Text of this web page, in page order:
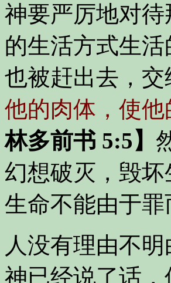
神要严厉地对
的生活方式生
也被赶出去，交
他的肉体，使
林多前书 5:5】
幻想破灭，毁
生命不能由于
人没有理由不
神已经说了话